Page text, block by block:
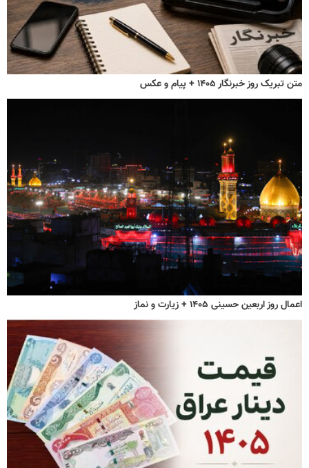
متن تبریک روز خبرنگار ۱۴۰۵ + پیام و عکس
اعمال روز اربعین حسینی ۱۴۰۵ + زیارت و نماز